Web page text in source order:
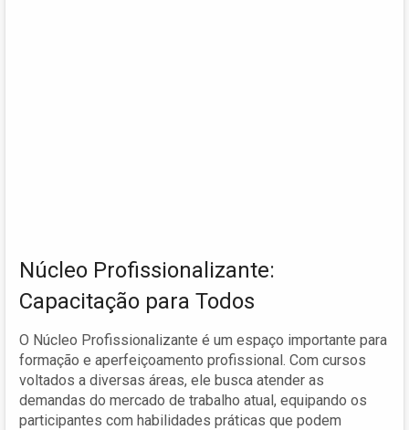
Núcleo Profissionalizante:
Capacitação para Todos
O Núcleo Profissionalizante é um espaço importante para
formação e aperfeiçoamento profissional. Com cursos
voltados a diversas áreas, ele busca atender as
demandas do mercado de trabalho atual, equipando os
participantes com habilidades práticas que podem